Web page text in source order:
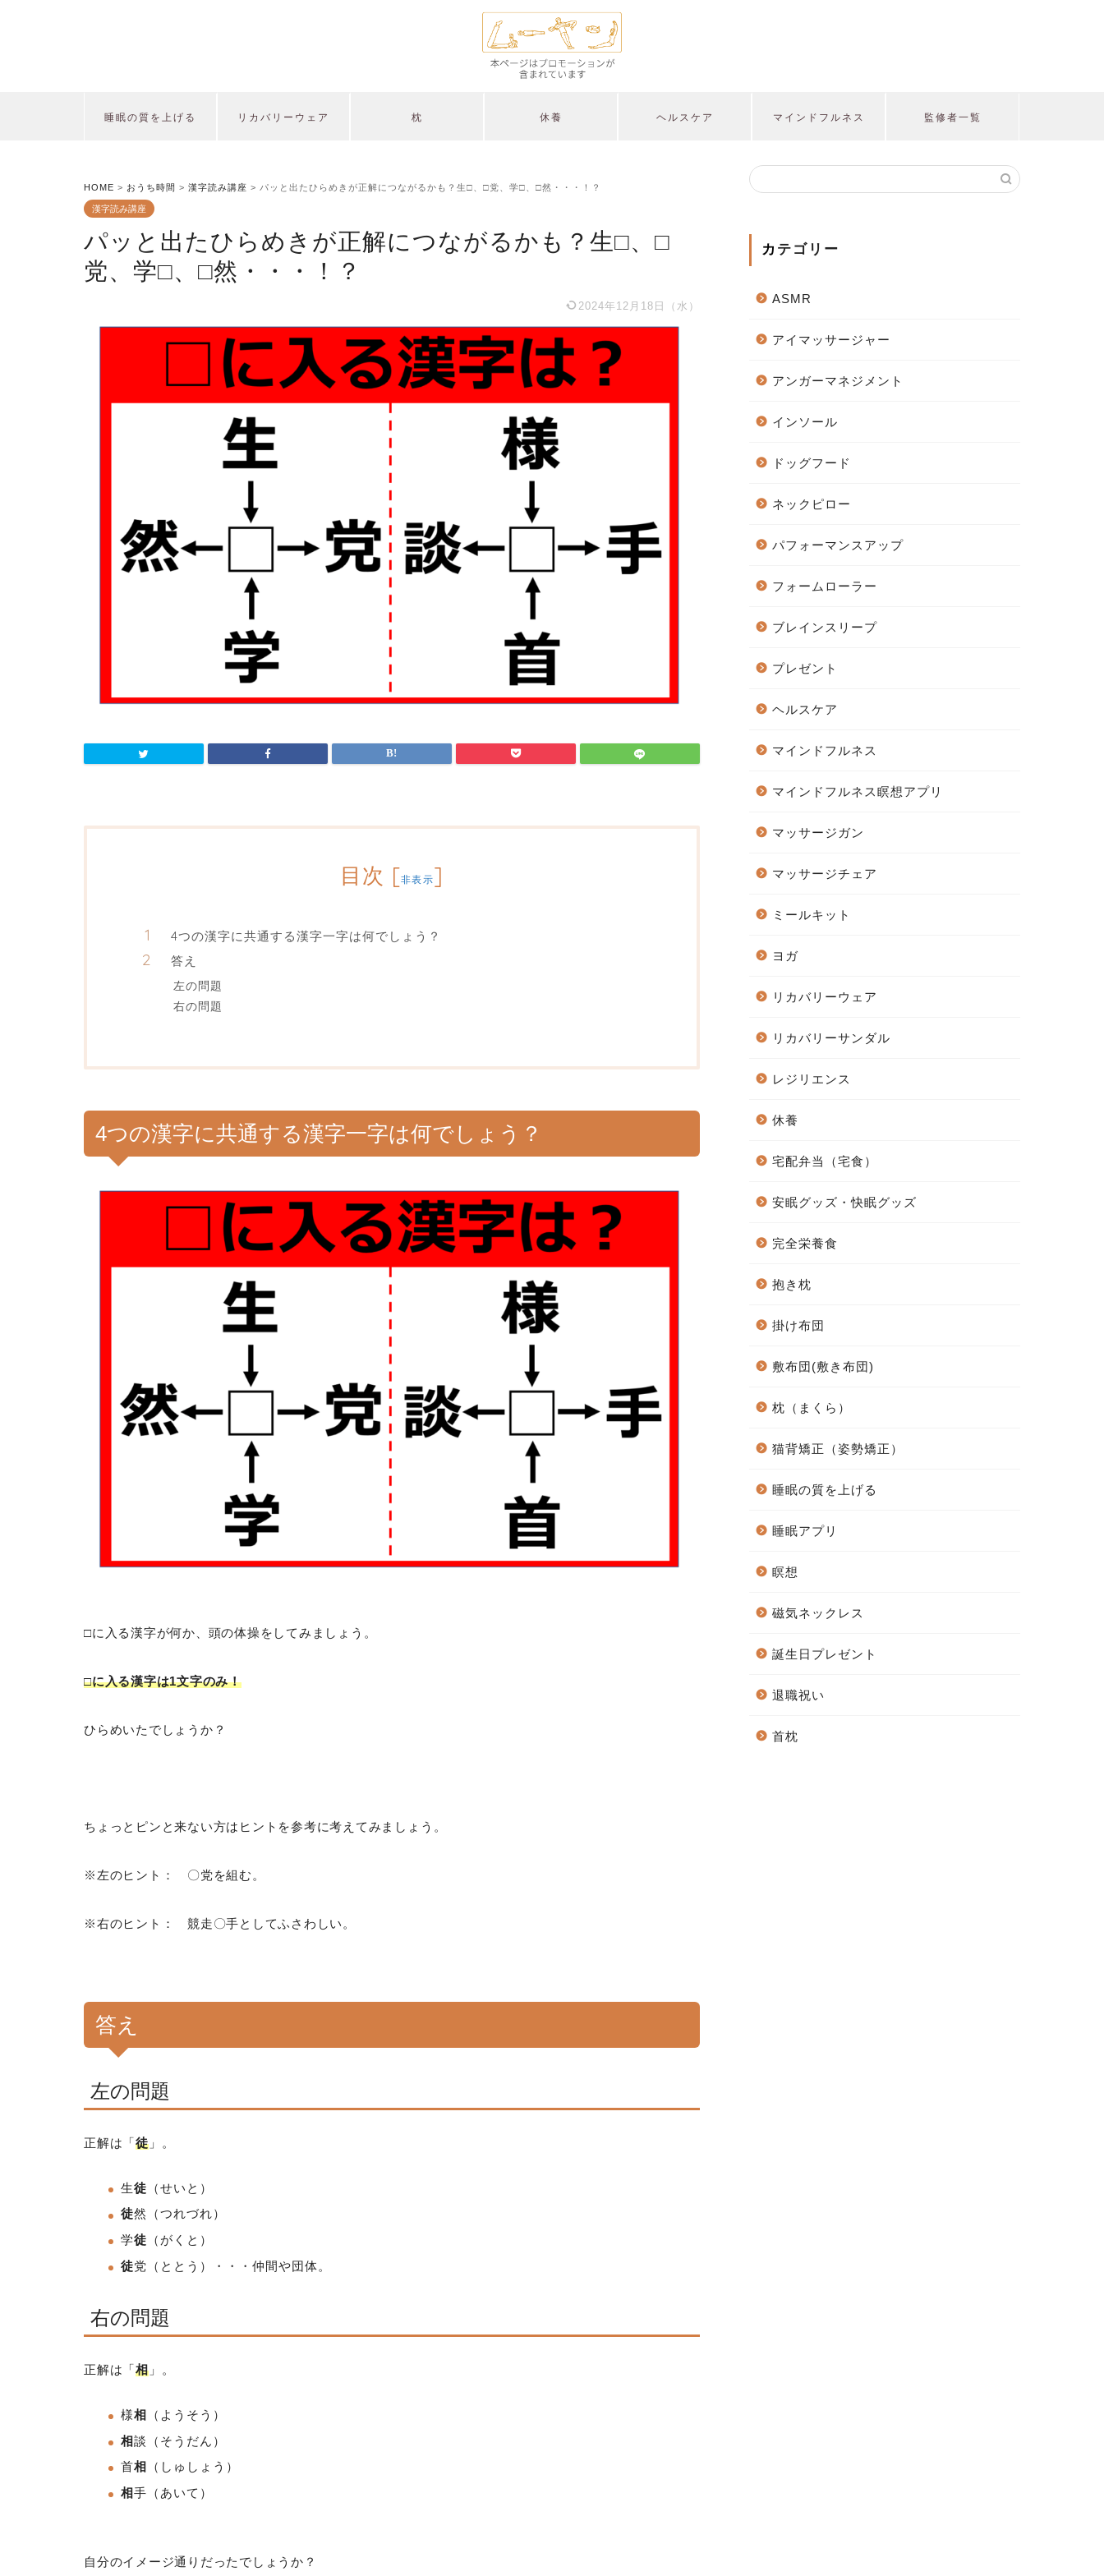
睡眠の質を上げる リカバリーウェア 枕 休養 ヘルスケア マインドフルネス 監修者一覧
HOME > おうち時間 > 漢字読み講座 > パッと出たひらめきが正解につながるかも？生□、□党、学□、□然・・・！？
漢字読み講座
パッと出たひらめきが正解につながるかも？生□、□
党、学□、□然・・・！？
2024年12月18日（水）
目次 [非表示]
4つの漢字に共通する漢字一字は何でしょう？
答え
左の問題
右の問題
4つの漢字に共通する漢字一字は何でしょう？
□に入る漢字が何か、頭の体操をしてみましょう。
□に入る漢字は1文字のみ！
ひらめいたでしょうか？
ちょっとピンと来ない方はヒントを参考に考えてみましょう。
※左のヒント： 〇党を組む。
※右のヒント： 競走〇手としてふさわしい。
答え
左の問題
正解は「徒」。
生徒 （せいと）
徒然（つれづれ）
学徒 （がくと）
徒党（ととう）・・・仲間や団体。
右の問題
正解は「相」。
様相
（ようそう）
相談（そうだん）
首相
（しゅしょう）
相手（あいて）
自分のイメージ通りだったでしょうか？
カテゴリー
ASMR
アイマッサージャー
アンガーマネジメント
インソール
ドッグフード
ネックピロー
パフォーマンスアップ
フォームローラー
ブレインスリープ
プレゼント
ヘルスケア
マインドフルネス
マインドフルネス瞑想アプリ
マッサージガン
マッサージチェア
ミールキット
ヨガ
リカバリーウェア
リカバリーサンダル
レジリエンス
休養
宅配弁当（宅食）
安眠グッズ・快眠グッズ
完全栄養食
抱き枕
掛け布団
敷布団(敷き布団)
枕（まくら）
猫背矯正（姿勢矯正）
睡眠の質を上げる
睡眠アプリ
瞑想
磁気ネックレス
誕生日プレゼント
退職祝い
首枕